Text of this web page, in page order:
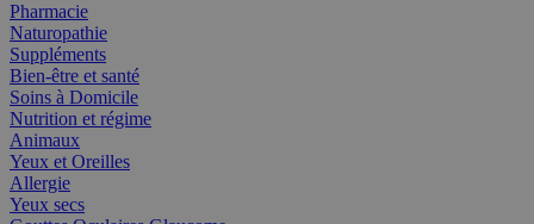
Pharmacie
Naturopathie
Suppléments
Bien-être et santé
Soins à Domicile
Nutrition et régime
Animaux
Yeux et Oreilles
Allergie
Yeux secs